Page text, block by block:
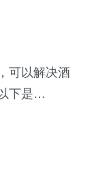
可以解决酒
下是…